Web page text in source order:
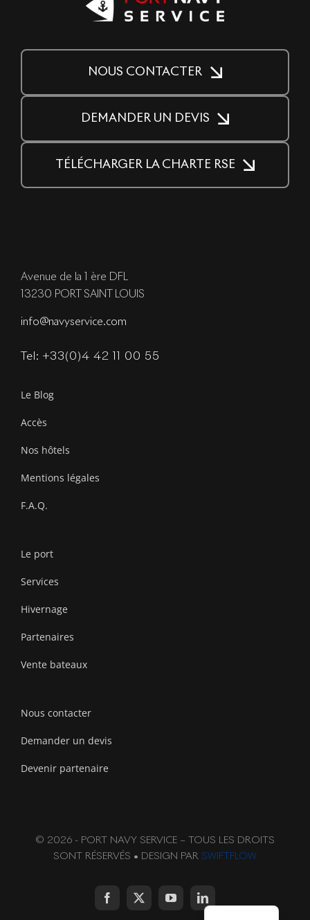
NOUS CONTACTER
DEMANDER UN DEVIS
TÉLÉCHARGER LA CHARTE RSE
Avenue de la 1 ère DFL
13230 PORT SAINT LOUIS
info@navyservice.com
Tel: +33(0)4 42 11 00 55
Le Blog
Accès
Nos hôtels
Mentions légales
F.A.Q.
Le port
Services
Hivernage
Partenaires
Vente bateaux
Nous contacter
Demander un devis
Devenir partenaire
© 2026 - PORT NAVY SERVICE – TOUS LES DROITS
SONT RÉSERVÉS • DESIGN PAR SWIFTFLOW